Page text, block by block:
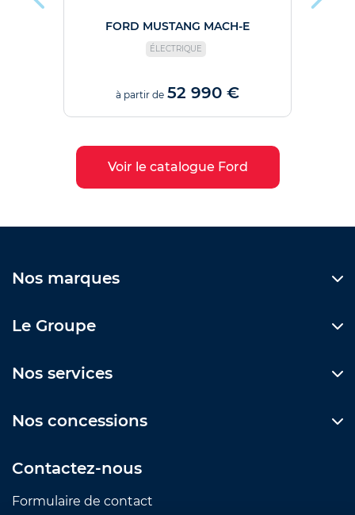
FORD MUSTANG MACH-E
ÉLECTRIQUE
à partir de 52 990 €
Voir le catalogue Ford
Nos marques
Le Groupe
Nos services
Nos concessions
Contactez-nous
Formulaire de contact